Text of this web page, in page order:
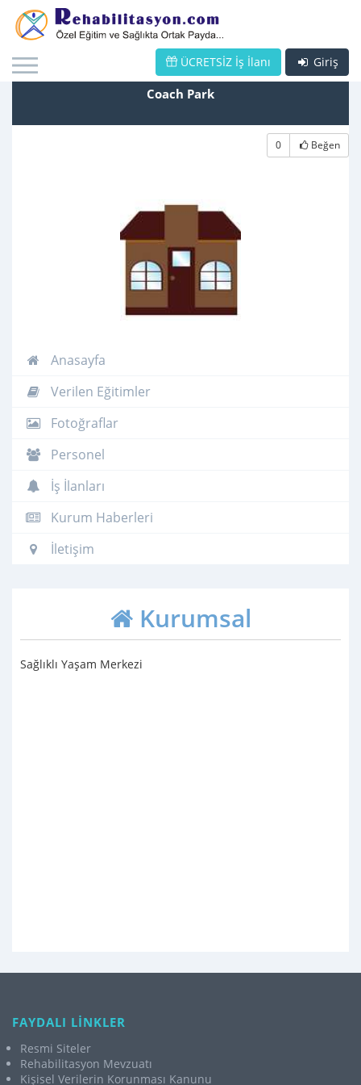
Giriş
ÜCRETSİZ İş İlanı
Coach Park
0 Beğen
Anasayfa
Verilen Eğitimler
Fotoğraflar
Personel
İş İlanları
Kurum Haberleri
İletişim
Kurumsal
Sağlıklı Yaşam Merkezi
FAYDALI LİNKLER
Resmi Siteler
Rehabilitasyon Mevzuatı
Kişisel Verilerin Korunması Kanunu